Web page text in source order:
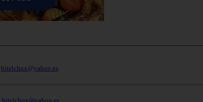
bitelchux@yahoo.es.
bitelchux@yahoo.es